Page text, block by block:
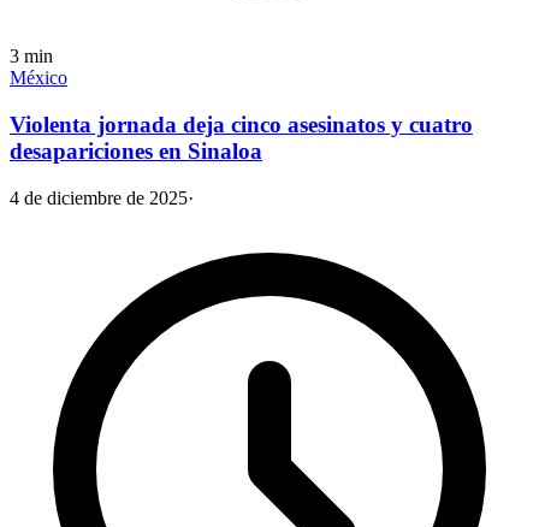
3 min
México
Violenta jornada deja cinco asesinatos y cuatro
desapariciones en Sinaloa
4 de diciembre de 2025·